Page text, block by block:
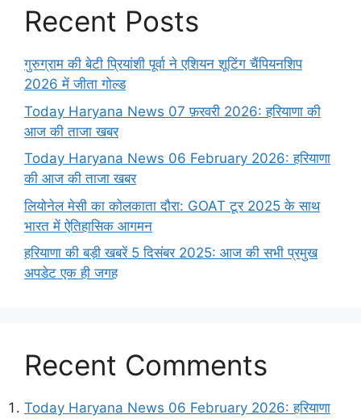
Recent Posts
गुरुग्राम की बेटी प्रियांशी पूर्वा ने एशियन शूटिंग चैंपियनशिप
2026 में जीता गोल्ड
Today Haryana News 07 फ़रवरी 2026: हरियाणा की
आज की ताजा खबर
Today Haryana News 06 February 2026: हरियाणा
की आज की ताजा खबर
लियोनेल मेसी का कोलकाता दौरा: GOAT टूर 2025 के साथ
भारत में ऐतिहासिक आगमन
हरियाणा की बड़ी खबरें 5 दिसंबर 2025: आज की सभी प्रमुख
अपडेट एक ही जगह
Recent Comments
Today Haryana News 06 February 2026: हरियाणा